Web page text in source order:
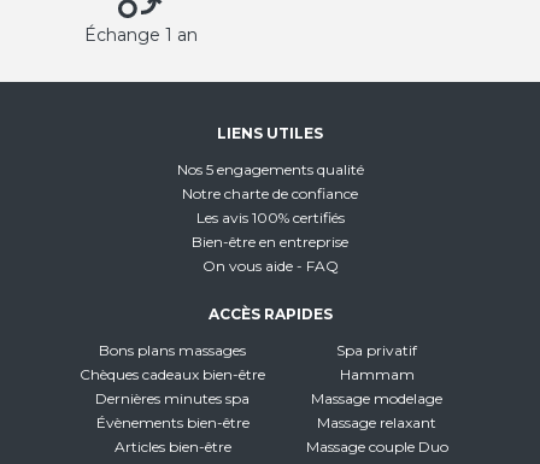
Échange 1 an
LIENS UTILES
Nos 5 engagements qualité
Notre charte de confiance
Les avis 100% certifiés
Bien-être en entreprise
On vous aide - FAQ
ACCÈS RAPIDES
Bons plans massages
Chèques cadeaux bien-être
Dernières minutes spa
Évènements bien-être
Articles bien-être
Spa privatif
Hammam
Massage modelage
Massage relaxant
Massage couple Duo